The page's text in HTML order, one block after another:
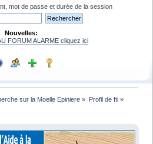
mot de passe et durée de la session
Nouvelles:
FORUM ALARME cliquez ici
sur la Moelle Epiniere » Profil de fti»